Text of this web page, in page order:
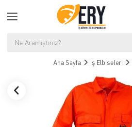
Ana Sayfa İş Elbiseleri